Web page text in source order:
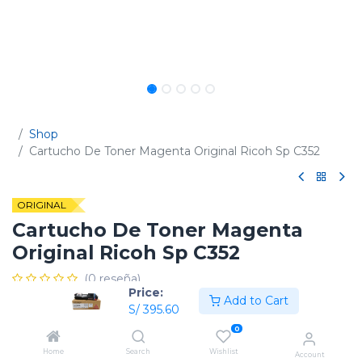
Price:
S/395.60
Add to Cart
Home Search
0
Wishlist Account
Shop
Cartucho De Toner Magenta Original Ricoh Sp C352
ORIGINAL
Cartucho De Toner Magenta
Original Ricoh Sp C352
(0 reseña)
408213